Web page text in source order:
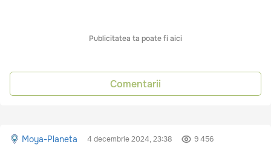
Publicitatea ta poate fi aici
Comentarii
Moya-Planeta 4 decembrie 2024, 23:38 9 456